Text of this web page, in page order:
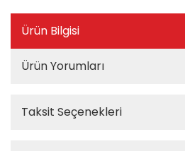
Ürün Bilgisi
Ürün Yorumları
Taksit Seçenekleri